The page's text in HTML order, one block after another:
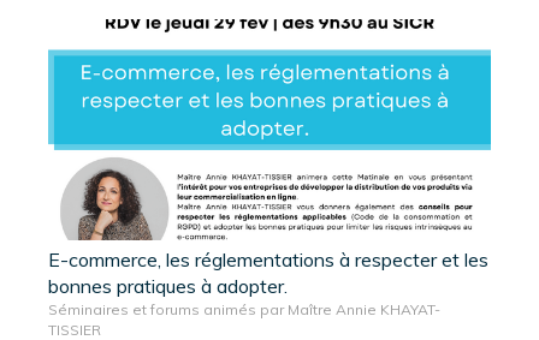
E-commerce, les réglementations à respecter et les
bonnes pratiques à adopter.
Séminaires et forums animés par Maître Annie KHAYAT-
TISSIER